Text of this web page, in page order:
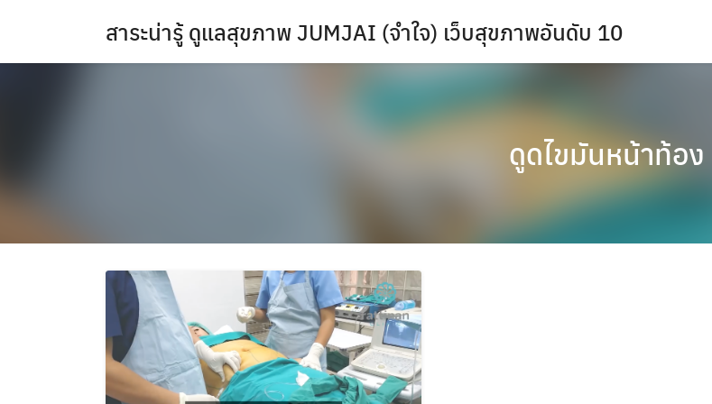
สาระน่ารู้ ดูแลสุขภาพ JUMJAI (จำใจ) เว็บสุขภาพอันดับ 10
ดูดไขมันหน้าท้อง